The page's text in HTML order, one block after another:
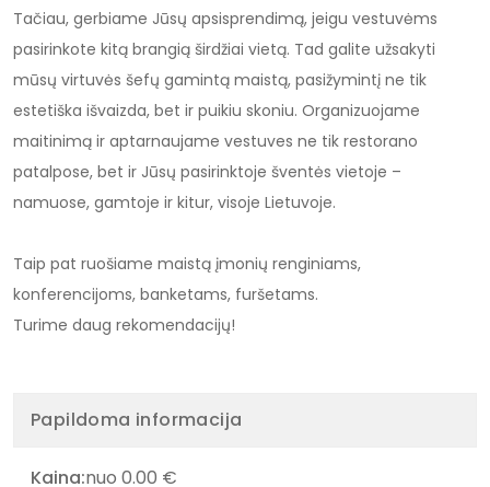
Tačiau, gerbiame Jūsų apsisprendimą, jeigu vestuvėms
pasirinkote kitą brangią širdžiai vietą. Tad galite užsakyti
mūsų virtuvės šefų gamintą maistą, pasižymintį ne tik
estetiška išvaizda, bet ir puikiu skoniu. Organizuojame
maitinimą ir aptarnaujame vestuves ne tik restorano
patalpose, bet ir Jūsų pasirinktoje šventės vietoje –
namuose, gamtoje ir kitur, visoje Lietuvoje.
Taip pat ruošiame maistą įmonių renginiams,
konferencijoms, banketams, furšetams.
Turime daug rekomendacijų!
Papildoma informacija
Kaina:nuo 0.00 €